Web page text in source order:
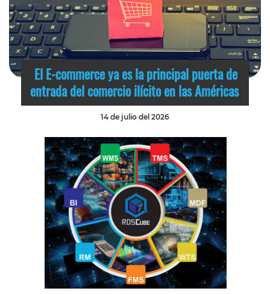
El E-commerce ya es la principal puerta de
entrada del comercio ilícito en las Américas
14 de julio del 2026